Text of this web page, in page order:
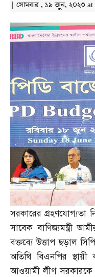
| সোমবার , ১৯ জুন, ২০২৩ at
সরকারের গ্রহণযোগ্যতা
সাবেক বাণিজ্যমন্ত্রী
বক্তব্যে উত্তাপ ছড়াল
অতিথি বিএনপির
আওয়ামী লীগ সরকারকে